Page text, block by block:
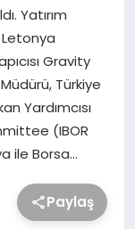
Yatırım
Letonya
Gravity
Türkiye
Yardımcısı
(IBOR
ile Borsa…
Paylaş